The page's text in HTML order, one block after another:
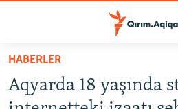
Esas
qaytmaq
Baş
HABERLER
SİYASET
HABERLER
Aqyarda 18 yaşında